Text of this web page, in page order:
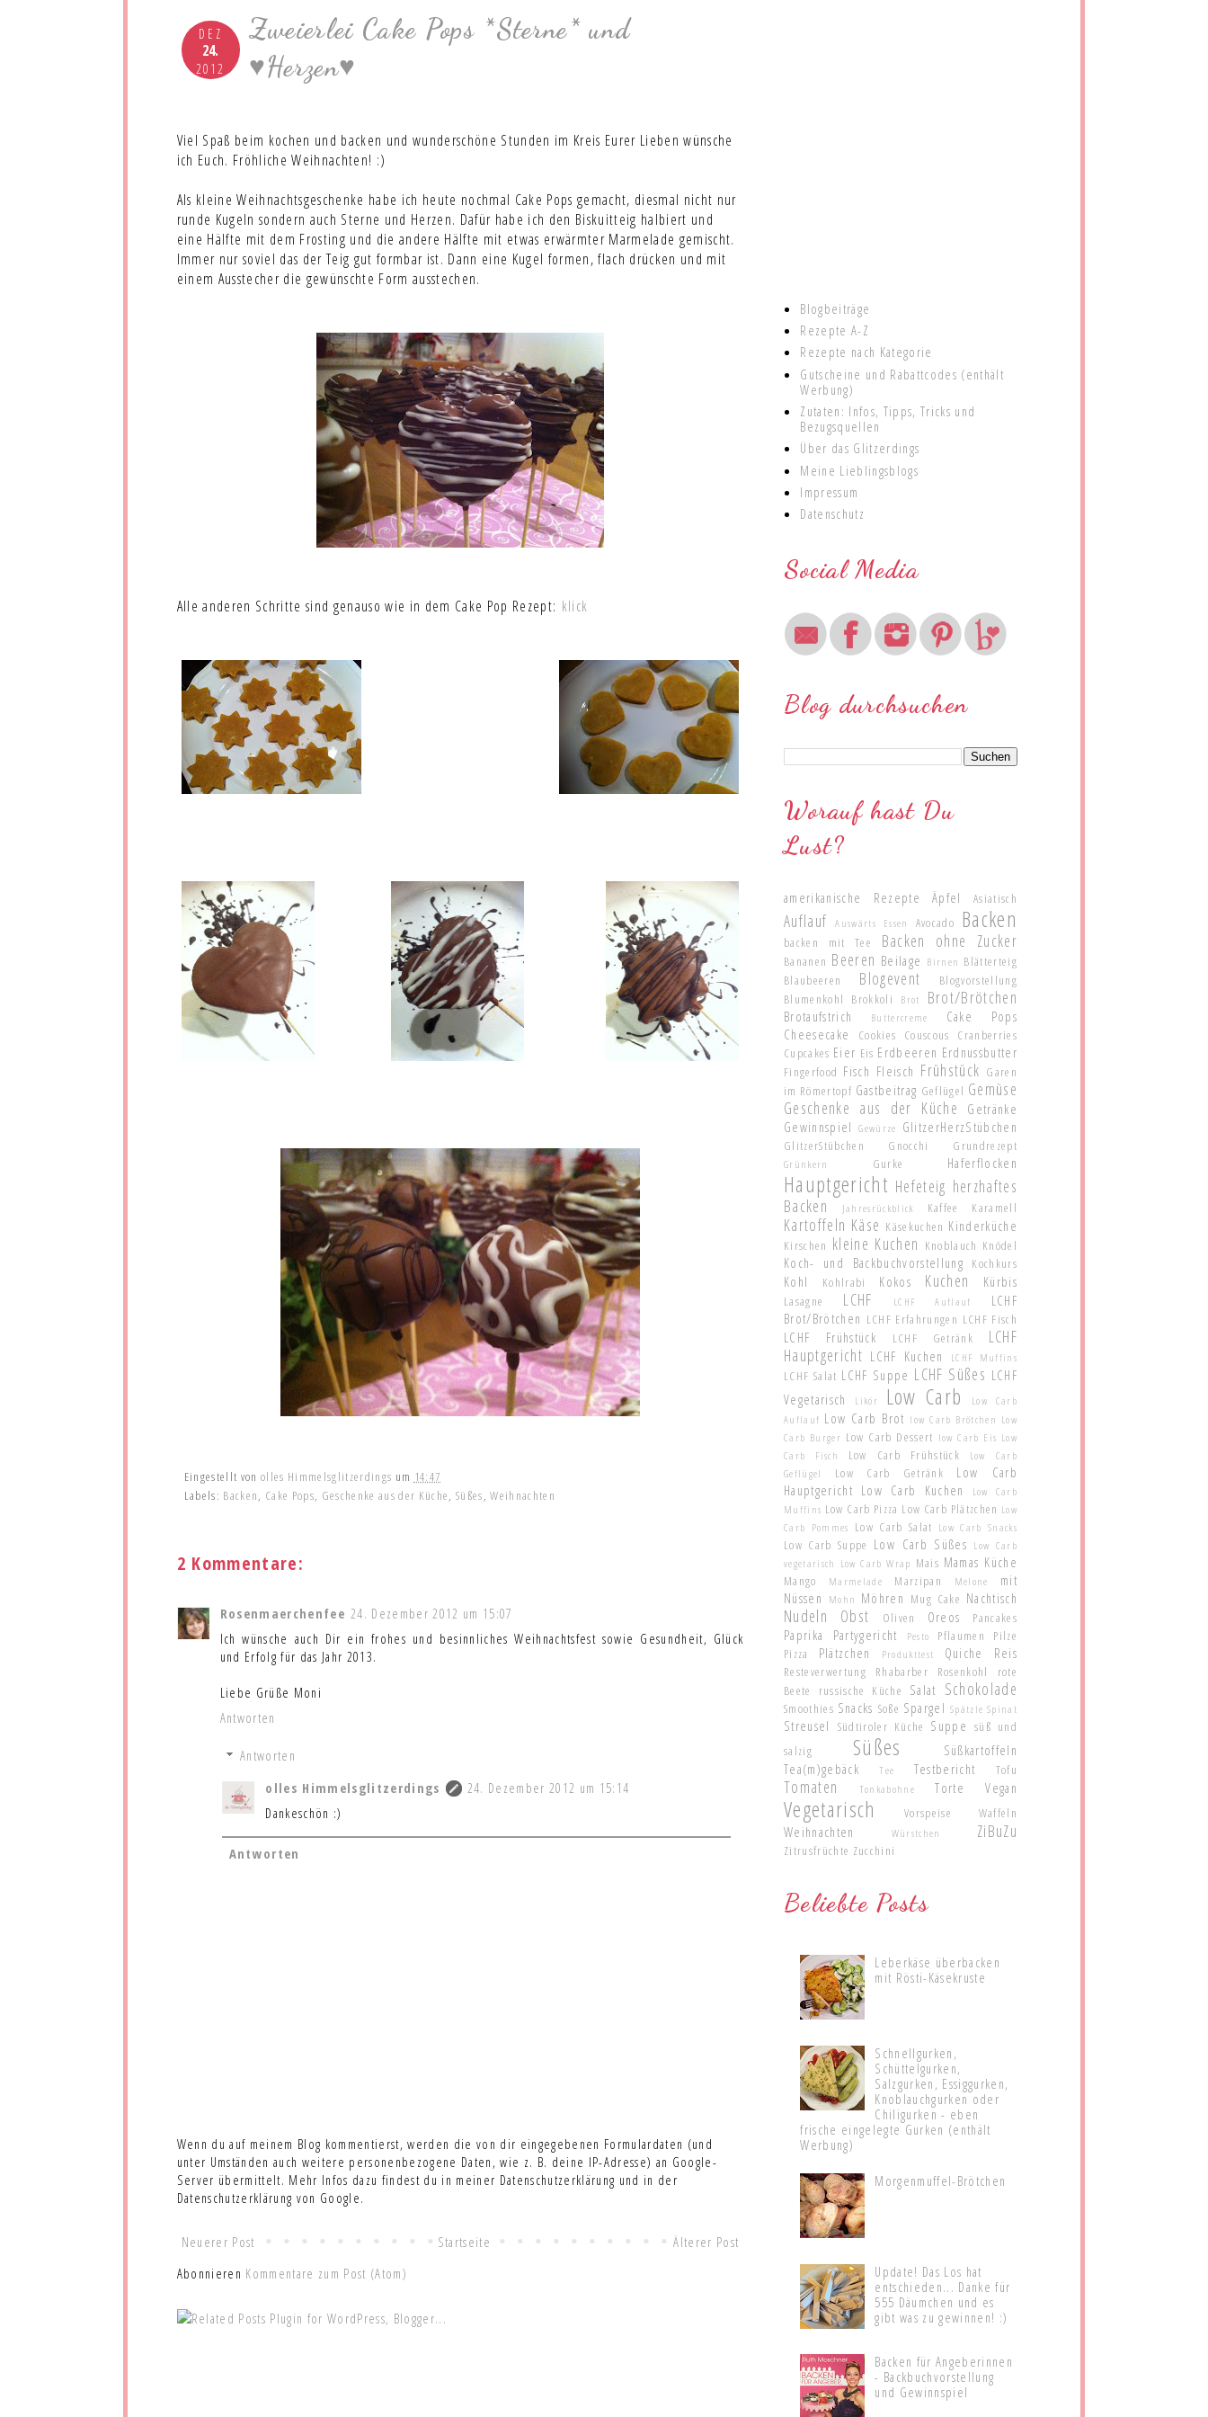
DEZ
24.
2012
Zweierlei Cake Pops *Sterne* und
♥Herzen♥
Viel Spaß beim kochen und backen und wunderschöne Stunden im Kreis Eurer Lieben wünsche
ich Euch. Fröhliche Weihnachten! :)
Als kleine Weihnachtsgeschenke habe ich heute nochmal Cake Pops gemacht, diesmal nicht nur
runde Kugeln sondern auch Sterne und Herzen. Dafür habe ich den Biskuitteig halbiert und
eine Hälfte mit dem Frosting und die andere Hälfte mit etwas erwärmter Marmelade gemischt.
Immer nur soviel das der Teig gut formbar ist. Dann eine Kugel formen, flach drücken und mit
einem Ausstecher die gewünschte Form ausstechen.
Alle anderen Schritte sind genauso wie in dem Cake Pop Rezept: klick
Eingestellt von olles Himmelsglitzerdings um 14:47
Labels: Backen, Cake Pops, Geschenke aus der Küche,Süßes,Weihnachten
2 Kommentare:
Rosenmaerchenfee 24. Dezember 2012 um 15:07
Ich wünsche auch Dir ein frohes und besinnliches Weihnachtsfest sowie Gesundheit, Glück
und Erfolg für das Jahr 2013.
Liebe Grüße Moni
Antworten
Antworten
olles Himmelsglitzerdings
24. Dezember 2012 um 15:14
Dankeschön :)
Antworten
Wenn du auf meinem Blog kommentierst, werden die von dir eingegebenen Formulardaten (und
unter Umständen auch weitere personenbezogene Daten, wie z. B. deine IP-Adresse) an Google-
Server übermittelt. Mehr Infos dazu findest du in meiner Datenschutzerklärung und in der
Datenschutzerklärung von Google.
Neuerer Post Älterer Post
Startseite
Abonnieren Kommentare zum Post (Atom)
Blogbeiträge
Rezepte A-Z
Rezepte nach Kategorie
Gutscheine und Rabattcodes (enthält
Werbung)
Zutaten: Infos, Tipps, Tricks und
Bezugsquellen
Über das Glitzerdings
Meine Lieblingsblogs
Impressum
Datenschutz
Social Media
Blog durchsuchen
Worauf hast Du
Lust?
amerikanische Rezepte Äpfel Asiatisch
Auflauf Auswärts Essen Avocado Backen
backen mit Tee Backen ohne Zucker
Bananen Beeren Beilage Birnen Blätterteig
Blaubeeren
Blogevent
Blogvorstellung
Blumenkohl
Brokkoli Brot Brot/Brötchen
Brotaufstrich Buttercreme
Cake Pops
Cheesecake
Cookies Couscous
Cranberries
Cupcakes Eier Eis Erdbeeren Erdnussbutter
Fingerfood Fisch Fleisch Frühstück Garen
im Römertopf Gastbeitrag Geflügel Gemüse
Geschenke aus der Küche
Getränke
Gewinnspiel Gewürze GlitzerHerzStübchen
GlitzerStübchen Gnocchi Grundrezept
Grünkern Gurke Haferflocken
Hauptgericht Hefeteig herzhaftes
Backen
Jahresrückblick Kaffee Karamell
Kartoffeln Käse Käsekuchen Kinderküche
Kirschen kleine Kuchen Knoblauch Knödel
Koch- und Backbuchvorstellung Kochkurs
Kohl Kohlrabi Kokos Kuchen Kürbis
Lasagne LCHF LCHF Auflauf
LCHF
Brot/Brötchen LCHF Erfahrungen LCHF Fisch
LCHF Frühstück LCHF Getränk
LCHF
Hauptgericht LCHF Kuchen LCHF Muffins
LCHF Salat LCHF Suppe LCHF Süßes LCHF
Vegetarisch
Likör Low Carb
Low Carb
Auflauf Low Carb Brot low Carb Brötchen Low
Carb Burger Low Carb Dessert low Carb Eis Low
Carb Fisch
Low Carb Frühstück
Low Carb
Geflügel
Low Carb Getränk
Low Carb
Hauptgericht Low Carb Kuchen
Low Carb
Muffins Low Carb Pizza Low Carb Plätzchen Low
Carb Pommes Low Carb Salat Low Carb Snacks
Low Carb Suppe Low Carb Süßes Low Carb
vegetarisch Low Carb Wrap Mais Mamas Küche
Mango Marmelade Marzipan Melone
mit
Nüssen
Mohn Möhren Mug Cake Nachtisch
Nudeln Obst Oliven Oreos Pancakes
Paprika Partygericht Pesto Pflaumen
Pilze
Pizza
Plätzchen Produkttest Quiche Reis
Resteverwertung Rhabarber Rosenkohl
rote
Beete
russische Küche Salat Schokolade
Smoothies Snacks Soße Spargel Spätzle Spinat
Streusel Südtiroler Küche Suppe süß und
salzig
Süßes
Süßkartoffeln
Tea(m)gebäck
Tee Testbericht Tofu
Tomaten Tonkabohne Torte Vegan
Vegetarisch Vorspeise Waffeln
Weihnachten Würstchen ZiBuZu
Zitrusfrüchte Zucchini
Beliebte Posts
Leberkäse überbacken
mit Rösti-Käsekruste
Schnellgurken,
Schüttelgurken,
Salzgurken, Essiggurken,
Knoblauchgurken oder
Chiligurken - eben
frische eingelegte Gurken (enthält
Werbung)
Morgenmuffel-Brötchen
Update! Das Los hat
entschieden... Danke für
555 Däumchen und es
gibt was zu gewinnen! :)
Backen für Angeberinnen
- Backbuchvorstellung
und Gewinnspiel